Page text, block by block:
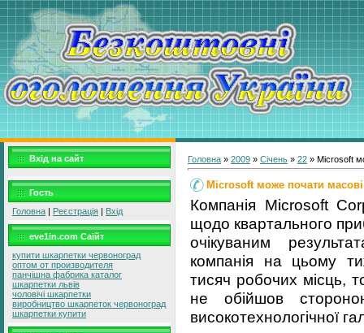
Вхід на сайт
Гость
Головна | Реєстрація | Вхід
eve1in.com Саїйт
купити шкарпетки червоноград
оптом от производителя
панчішна фабрика каталог
шкарпетки львів
чоловічі шкарпетки
виробництво шкарпеток червоноград
шкарпетки купити
Головна » 2009 » Січень » 22 » Microsoft
Microsoft може почати масові
Компанія Microsoft
щодо квартального
очікуваним
компанія на цьому
тисяч робочих місць,
не обійшов
високотехнологічної